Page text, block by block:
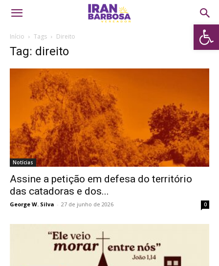
Abrir
Início Tags Direito
Tag: direito
Notícias
Assine a petição em defesa do território
das catadoras e dos...
George W. Silva - 27 de junho de 2026 0